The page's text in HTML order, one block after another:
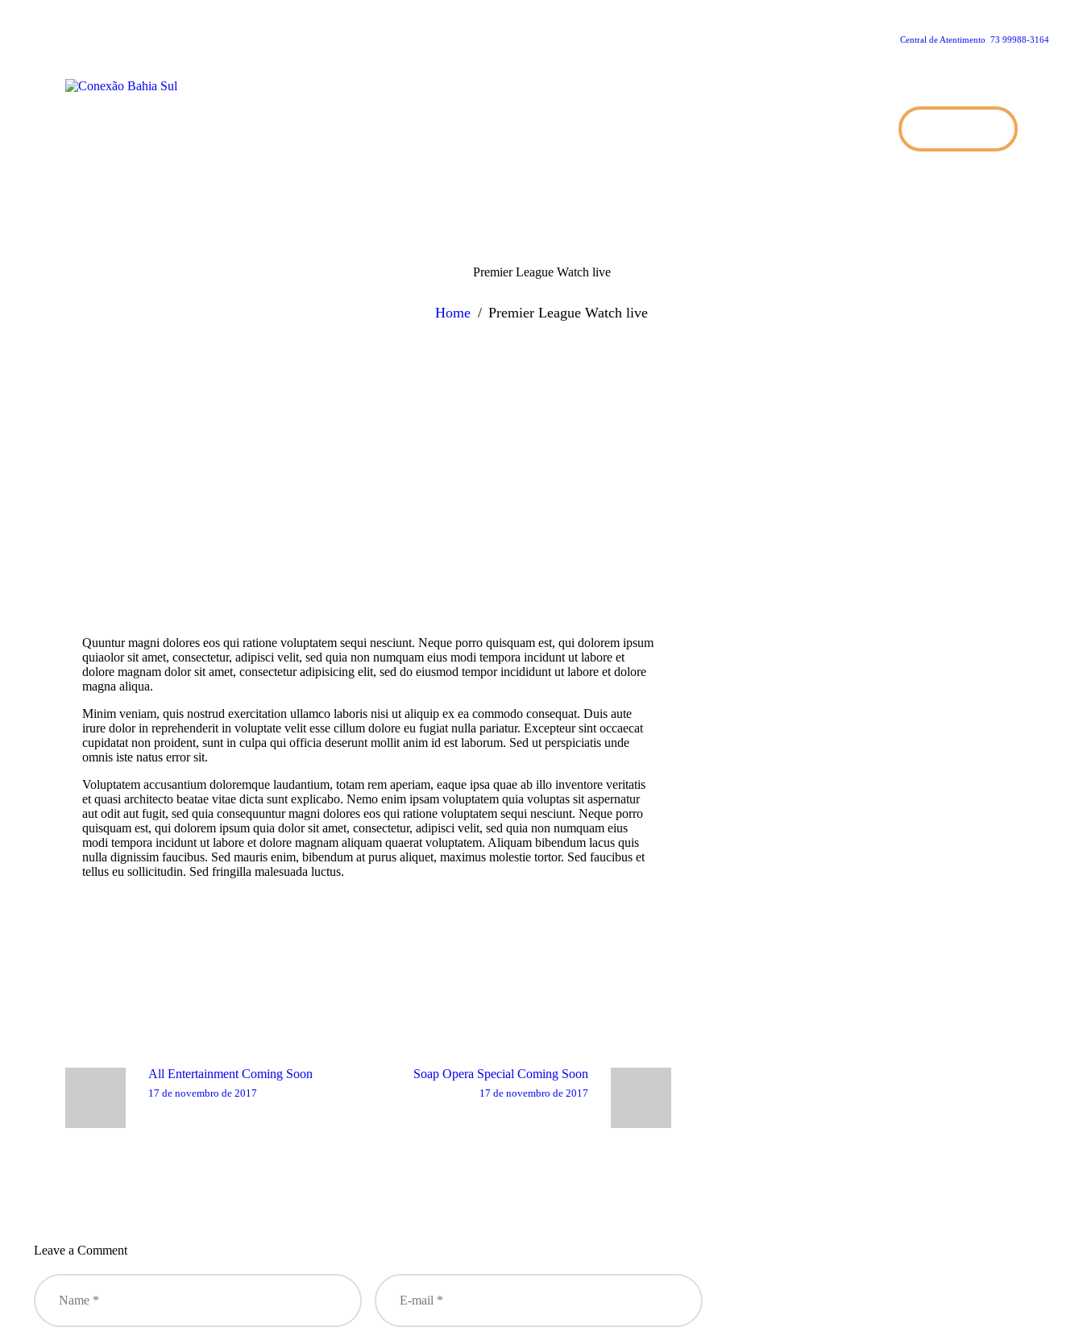
Central de Atentimento 73 99988-3164
Premier League Watch live
Home Premier League Watch live
Quuntur magni dolores eos qui ratione voluptatem sequi nesciunt. Neque porro quisquam est, qui dolorem ipsum
quiaolor sit amet, consectetur, adipisci velit, sed quia non numquam eius modi tempora incidunt ut labore et
dolore magnam dolor sit amet, consectetur adipisicing elit, sed do eiusmod tempor incididunt ut labore et dolore
magna aliqua.
Minim veniam, quis nostrud exercitation ullamco laboris nisi ut aliquip ex ea commodo consequat. Duis aute
irure dolor in reprehenderit in voluptate velit esse cillum dolore eu fugiat nulla pariatur. Excepteur sint occaecat
cupidatat non proident, sunt in culpa qui officia deserunt mollit anim id est laborum. Sed ut perspiciatis unde
omnis iste natus error sit.
Voluptatem accusantium doloremque laudantium, totam rem aperiam, eaque ipsa quae ab illo inventore veritatis
et quasi architecto beatae vitae dicta sunt explicabo. Nemo enim ipsam voluptatem quia voluptas sit aspernatur
aut odit aut fugit, sed quia consequuntur magni dolores eos qui ratione voluptatem sequi nesciunt. Neque porro
quisquam est, qui dolorem ipsum quia dolor sit amet, consectetur, adipisci velit, sed quia non numquam eius
modi tempora incidunt ut labore et dolore magnam aliquam quaerat voluptatem. Aliquam bibendum lacus quis
nulla dignissim faucibus. Sed mauris enim, bibendum at purus aliquet, maximus molestie tortor. Sed faucibus et
tellus eu sollicitudin. Sed fringilla malesuada luctus.
Previous
post:
All Entertainment Coming Soon
17 de novembro de 2017
Soap Opera Special Coming Soon
17 de novembro de 2017
Leave a Comment